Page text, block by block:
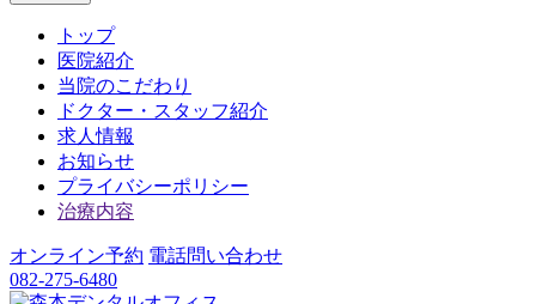
トップ
医院紹介
当院のこだわり
ドクター・スタッフ紹介
求人情報
お知らせ
プライバシーポリシー
治療内容
オンライン予約 電話問い合わせ
082-275-6480